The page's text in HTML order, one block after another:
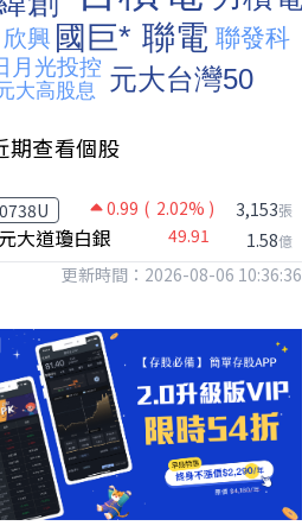
期查看個股
0.99 ( 2.02% )
大道瓊白銀 49.91
3,153張
1.58億
更新時間：2026-08-06 10:36:36